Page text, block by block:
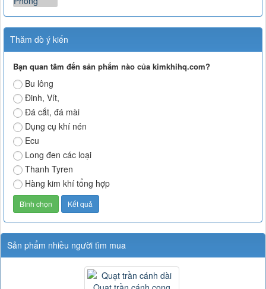
Thăm dò ý kiến
Bạn quan tâm đến sản phẩm nào của kimkhihq.com?
Bu lông
Đinh, Vít,
Đá cắt, đá mài
Dụng cụ khí nén
Ecu
Long đen các loại
Thanh Tyren
Hàng kim khí tổng hợp
Sản phẩm nhiều người tìm mua